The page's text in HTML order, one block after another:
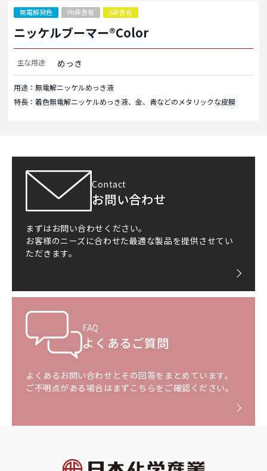
無電解発色 Pb非含有 S非含有
ニッケルブーマー®Color
主な用途 めっき
用途：無電解ニッケルめっき液
特長：着色無電解ニッケルめっき液、金、青などのメタリックな皮膜
Contact
お問い合わせ
まずはお問い合わせください。
お客様のニーズに合わせた最適な製品を提供させてい
ただきます。
FAQ
よくあるご質問
よくあるお問い合わせとその回答をまとめています。
ご不明点がある場合はまずこちらをご確認ください。